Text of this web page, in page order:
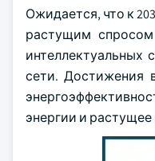
Ожидается, что к
растущим
интеллектуальных
сети. Достижения
энергии и